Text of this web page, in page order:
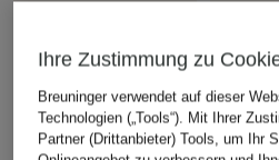
Ihre Zustimmung zu
Breuninger verwendet auf dieser
Technologien („Tools“). Mit Ihrer
Partner (Drittanbieter) Tools, um Ihr